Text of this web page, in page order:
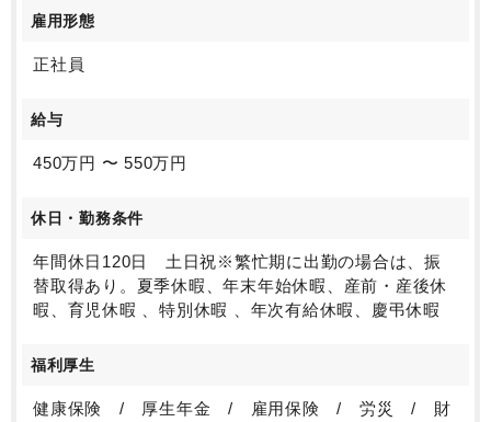
雇用形態
正社員
給与
450万円 〜 550万円
休日・勤務条件
年間休日120日 土日祝※繁忙期に出勤の場合は、振
替取得あり。夏季休暇、年末年始休暇、産前・産後休
暇、育児休暇 、特別休暇 、年次有給休暇、慶弔休暇
福利厚生
健康保険 / 厚生年金 / 雇用保険 / 労災 / 財